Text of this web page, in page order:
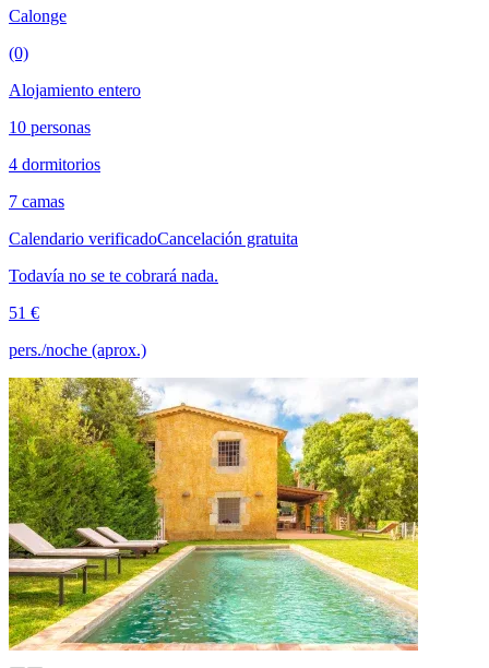
Calonge
(0)
Alojamiento entero
10 personas
4 dormitorios
7 camas
Calendario verificadoCancelación gratuita
Todavía no se te cobrará nada.
51 €
pers./noche (aprox.)